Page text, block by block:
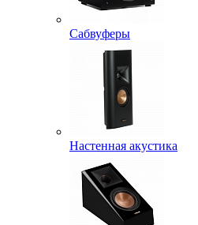
Сабвуферы
Настенная акустика